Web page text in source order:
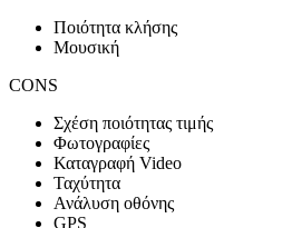
Ποιότητα κλήσης
Μουσική
CONS
Σχέση ποιότητας τιμής
Φωτογραφίες
Καταγραφή Video
Ταχύτητα
Ανάλυση οθόνης
GPS